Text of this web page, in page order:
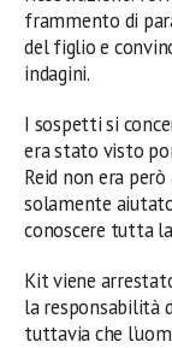
frammento di
del figlio e
indagini.
I sospetti si
era stato visto
Reid non era
solamente
conoscere tutta
Kit viene
la responsabilità
tuttavia che